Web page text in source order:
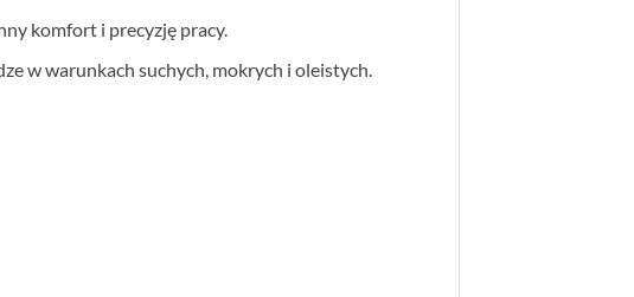
komfort i precyzję pracy.
w warunkach suchych, mokrych i oleistych.